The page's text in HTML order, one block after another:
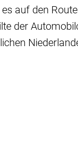
auf den
der